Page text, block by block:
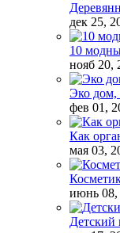
дек 25,
10
нояб 20,
Эко дом,
фев 01,
Как
мая 03,
июнь 08,